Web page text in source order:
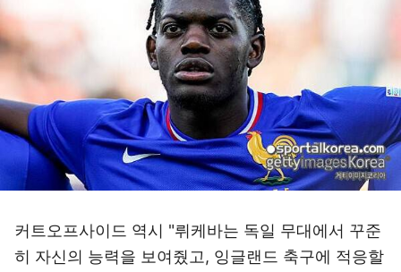
커트오프사이드 역시 "뤼케바는 독일 무대에서 꾸준
히 자신의 능력을 보여줬고, 잉글랜드 축구에 적응할